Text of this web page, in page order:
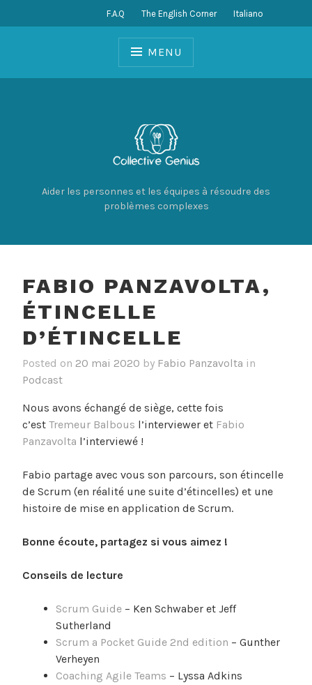
to
F.A.Q The English Corner Italiano
MENU
Aider les personnes et les équipes à résoudre des
problèmes complexes
FABIO PANZAVOLTA,
ÉTINCELLE
D’ÉTINCELLE
Posted on 20 mai 2020 by Fabio Panzavolta in
Podcast
Nous avons échangé de siège, cette fois
c’est Tremeur Balbous l’interviewer et Fabio
Panzavolta l’interviewé !
Fabio partage avec vous son parcours, son étincelle
de Scrum (en réalité une suite d’étincelles) et une
histoire de mise en application de Scrum.
Bonne écoute, partagez si vous aimez !
Conseils de lecture
Scrum Guide – Ken Schwaber et Jeff
Sutherland
Scrum a Pocket Guide 2nd edition – Gunther
Verheyen
Coaching Agile Teams – Lyssa Adkins